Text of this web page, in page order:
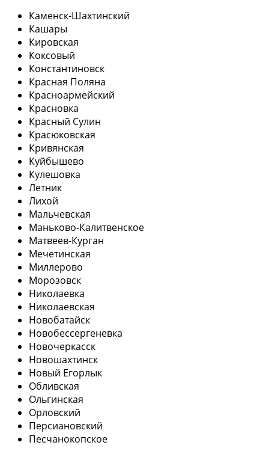
Каменск-Шахтинский
Кашары
Кировская
Коксовый
Константиновск
Красная Поляна
Красноармейский
Красновка
Красный Сулин
Красюковская
Кривянская
Куйбышево
Кулешовка
Летник
Лихой
Мальчевская
Маньково-Калитвенское
Матвеев-Курган
Мечетинская
Миллерово
Морозовск
Николаевка
Николаевская
Новобатайск
Новобессергеневка
Новочеркасск
Новошахтинск
Новый Егорлык
Обливская
Ольгинская
Орловский
Персиановский
Песчанокопское